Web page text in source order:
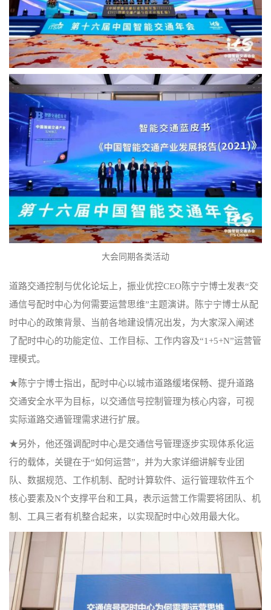
大会同期各类活动
道路交通控制与优化论坛上，振业优控CEO陈宁宁博士发表“交
通信号配时中心为何需要运营思维”主题演讲。陈宁宁博士从配
时中心的政策背景、当前各地建设情况出发，为大家深入阐述
了配时中心的功能定位、工作目标、工作内容及“1+5+N”运营管
理模式。
★陈宁宁博士指出，配时中心以城市道路缓堵保畅、提升道路
交通安全水平为目标，以交通信号控制管理为核心内容，可视
实际道路交通管理需求进行扩展。
★另外，他还强调配时中心是交通信号管理逐步实现体系化运
行的载体，关键在于“如何运营”，并为大家详细讲解专业团
队、数据规范、工作机制、配时计算软件、运行管理软件五个
核心要素及N个支撑平台和工具，表示运营工作需要将团队、机
制、工具三者有机整合起来，以实现配时中心效用最大化。